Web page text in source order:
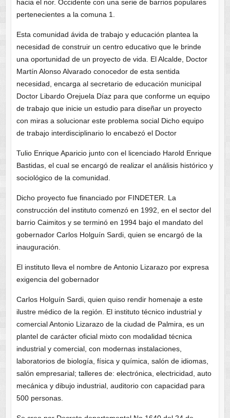
hacia el nor. Occidente con una serie de barrios populares
pertenecientes a la comuna 1.
Esta comunidad ávida de trabajo y educación plantea la
necesidad de construir un centro educativo que le brinde
una oportunidad de un proyecto de vida. El Alcalde, Doctor
Martín Alonso Alvarado conocedor de esta sentida
necesidad, encarga al secretario de educación municipal
Doctor Libardo Orejuela Díaz para que conforme un equipo
de trabajo que inicie un estudio para diseñar un proyecto
con miras a solucionar este problema social Dicho equipo
de trabajo interdisciplinario lo encabezó el Doctor
Tulio Enrique Aparicio junto con el licenciado Harold Enrique
Bastidas, el cual se encargó de realizar el análisis histórico y
sociológico de la comunidad.
Dicho proyecto fue financiado por FINDETER. La
construcción del instituto comenzó en 1992, en el sector del
barrio Caimitos y se terminó en 1994 bajo el mandato del
gobernador Carlos Holguín Sardi, quien se encargó de la
inauguración.
El instituto lleva el nombre de Antonio Lizarazo por expresa
exigencia del gobernador
Carlos Holguín Sardi, quien quiso rendir homenaje a este
ilustre médico de la región. El instituto técnico industrial y
comercial Antonio Lizarazo de la ciudad de Palmira, es un
plantel de carácter oficial mixto con modalidad técnica
industrial y comercial, con modernas instalaciones,
laboratorios de biología, física y química, salón de idiomas,
salón empresarial; talleres de: electrónica, electricidad, auto
mecánica y dibujo industrial, auditorio con capacidad para
500 personas.